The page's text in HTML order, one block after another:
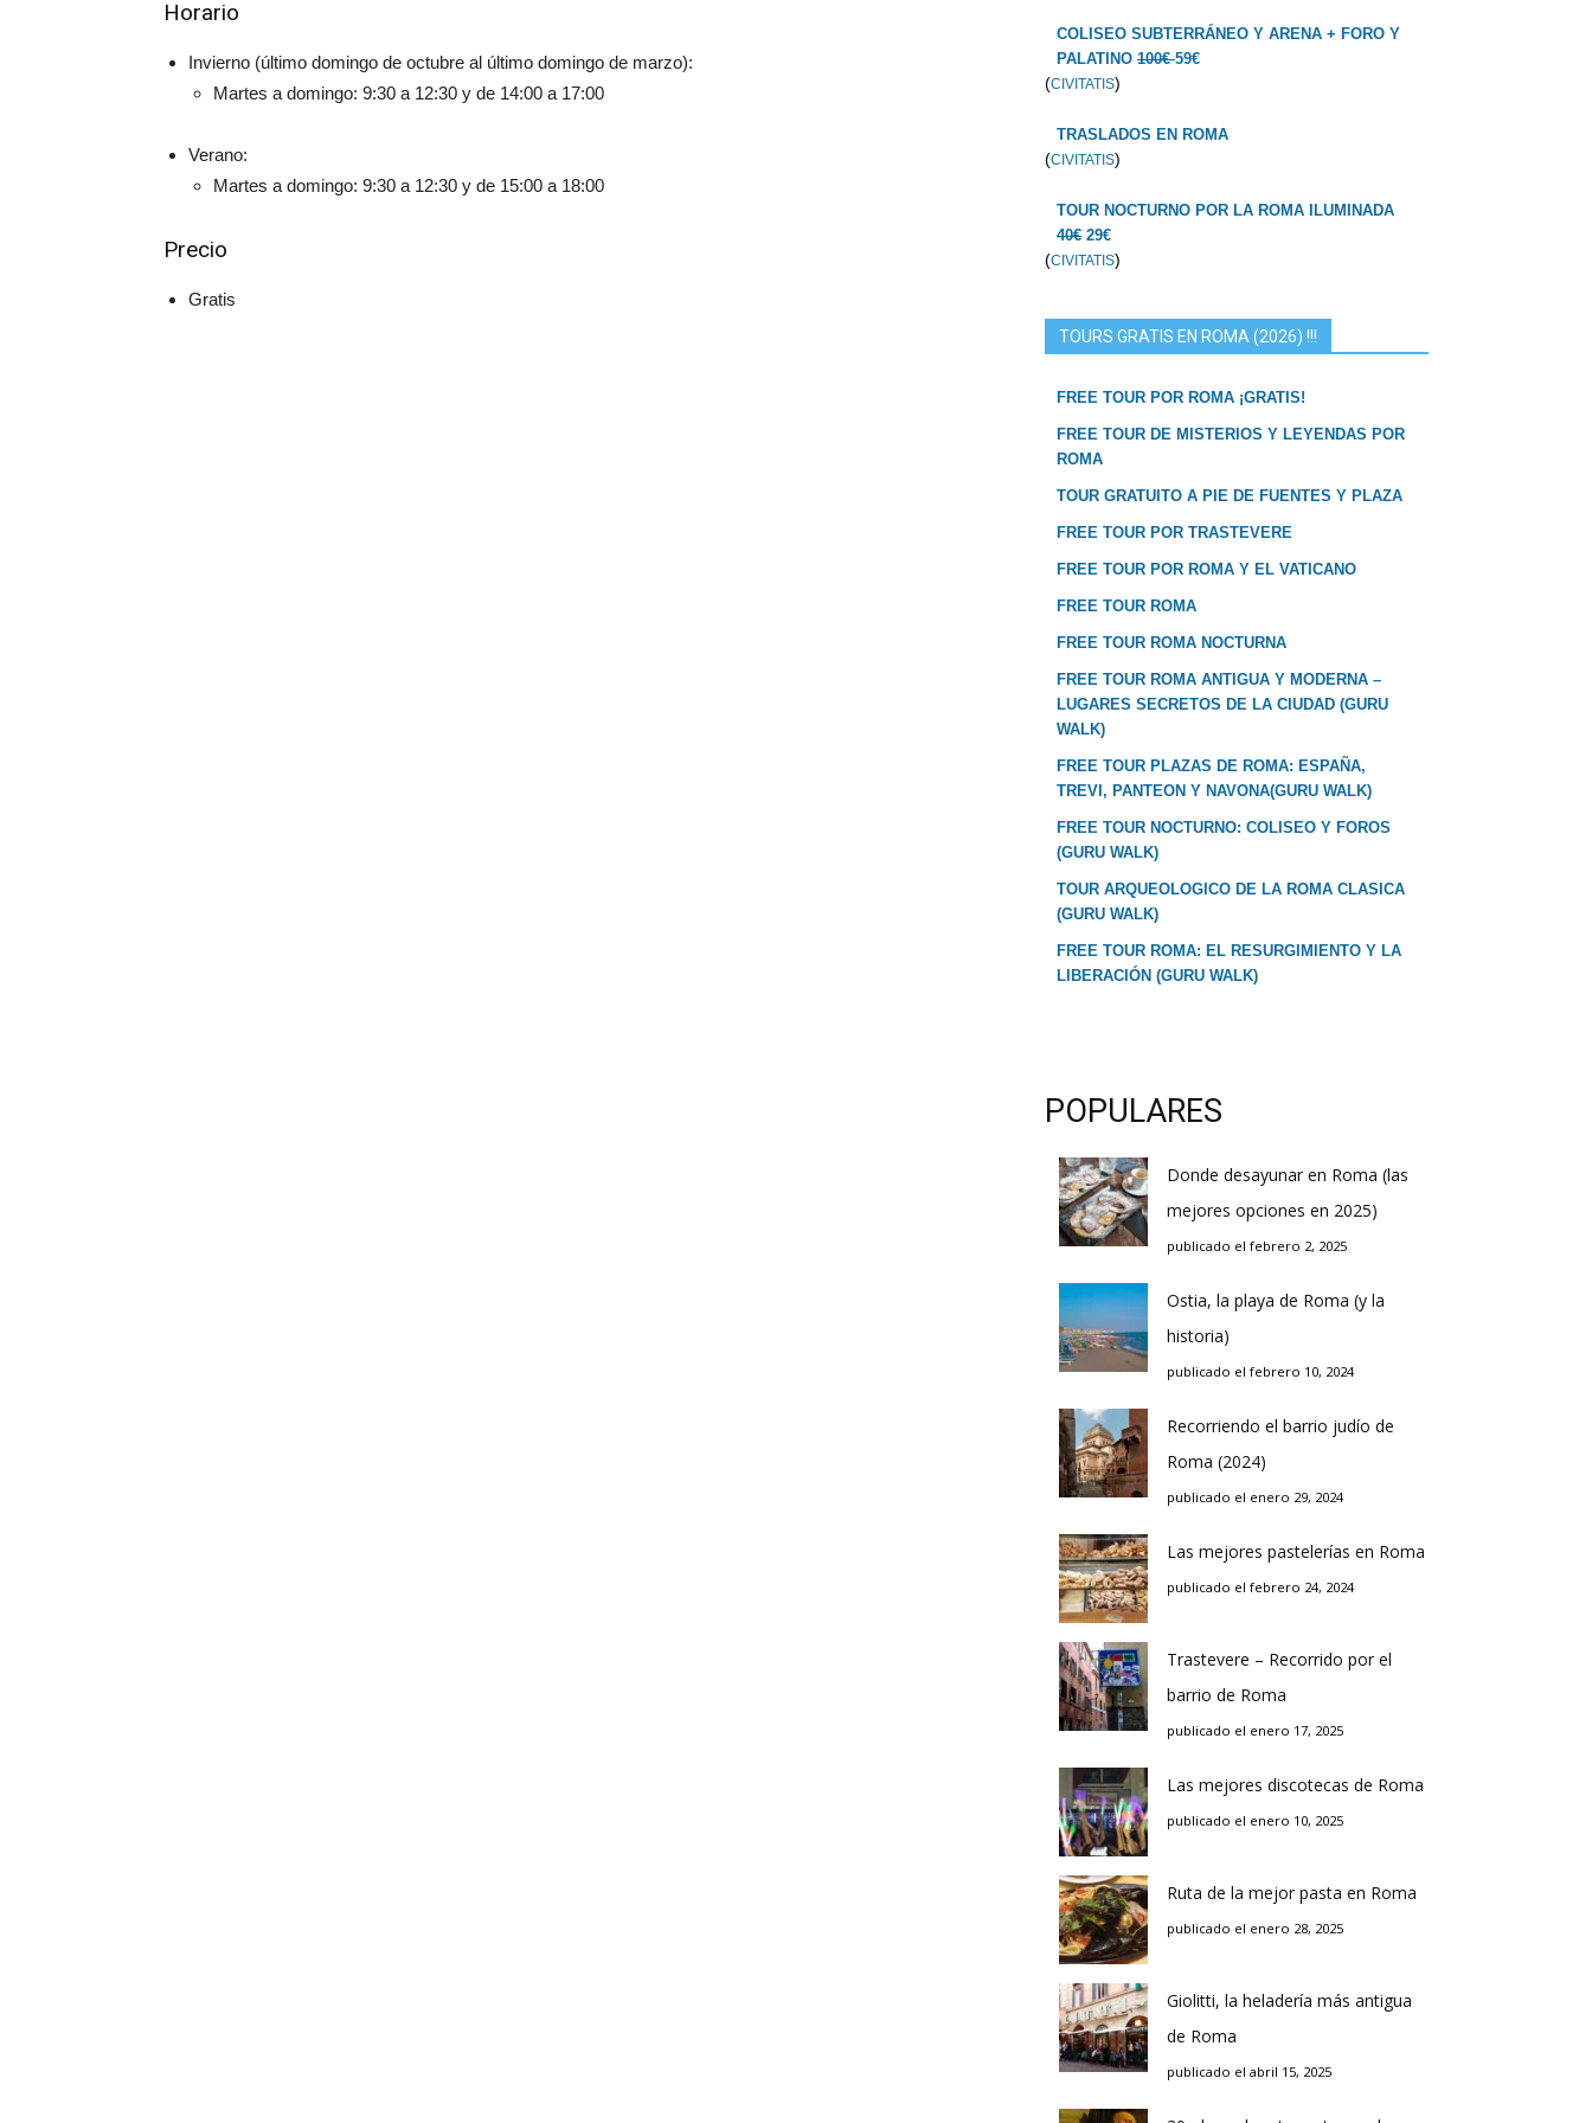
Horario
Invierno (último domingo de octubre al último domingo de marzo):
Martes a domingo: 9:30 a 12:30 y de 14:00 a 17:00
Verano:
Martes a domingo: 9:30 a 12:30 y de 15:00 a 18:00
Precio
Gratis
COLISEO SUBTERRÁNEO Y ARENA + FORO Y
PALATINO 100€59€
(CIVITATIS)
TRASLADOS EN ROMA
(CIVITATIS)
TOUR NOCTURNO POR LA ROMA ILUMINADA
40€ 29€
(CIVITATIS)
TOURS GRATIS EN ROMA (2026) !!!
FREE TOUR POR ROMA ¡GRATIS!
FREE TOUR DE MISTERIOS Y LEYENDAS POR
ROMA
TOUR GRATUITO A PIE DE FUENTES Y PLAZA
FREE TOUR POR TRASTEVERE
FREE TOUR POR ROMA Y EL VATICANO
FREE TOUR ROMA
FREE TOUR ROMA NOCTURNA
FREE TOUR ROMA ANTIGUA Y MODERNA –
LUGARES SECRETOS DE LA CIUDAD (GURU
WALK)
FREE TOUR PLAZAS DE ROMA: ESPAÑA,
TREVI, PANTEON Y NAVONA(GURU WALK)
FREE TOUR NOCTURNO: COLISEO Y FOROS
(GURU WALK)
TOUR ARQUEOLOGICO DE LA ROMA CLASICA
(GURU WALK)
FREE TOUR ROMA: EL RESURGIMIENTO Y LA
LIBERACIÓN (GURU WALK)
POPULARES
Donde desayunar en Roma (las
mejores opciones en 2025)
publicado el febrero 2, 2025
Ostia, la playa de Roma (y la
historia)
publicado el febrero 10, 2024
Recorriendo el barrio judío de
Roma (2024)
publicado el enero 29, 2024
Las mejores pastelerías en Roma
publicado el febrero 24, 2024
Trastevere – Recorrido por el
barrio de Roma
publicado el enero 17, 2025
Las mejores discotecas de Roma
publicado el enero 10, 2025
Ruta de la mejor pasta en Roma
publicado el enero 28, 2025
Giolitti, la heladería más antigua
de Roma
publicado el abril 15, 2025